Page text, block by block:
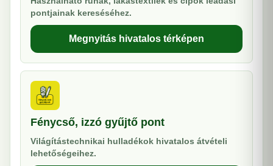
pontjainak kereséséhez.
Megnyitás hivatalos térképen
Fénycső, izzó gyűjtő pont
Világítástechnikai hulladékok hivatalos átvételi
lehetőségeihez.